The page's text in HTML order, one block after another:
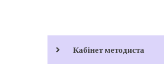
Кабінет методиста